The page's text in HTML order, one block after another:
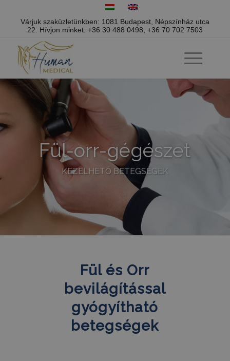
Várjuk szaküzletünkben: 1081 Budapest, Népszínház utca
22. Hívjon minket: +36 30 488 0498 +36 70 702 7503
Fül-orr-gégészet
KEZELHETŐ BETEGSÉGEK
Fül és Orr
bevilágítással
gyógyítható
betegségek